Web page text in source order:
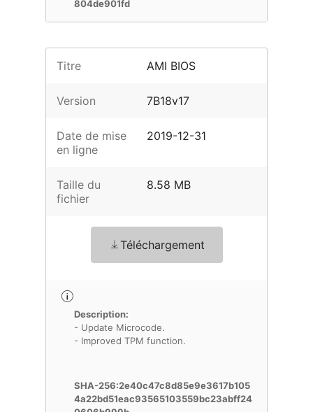
804de901fd
Titre AMI BIOS
Version 7B18v17
Date de mise
en ligne
2019-12-31
Taille du
fichier
8.58 MB
Téléchargement
Description:
- Update Microcode.
- Improved TPM function.
SHA-256:2e40c47c8d85e9e3617b105
4a22bd51eac93565103559bc23abff24